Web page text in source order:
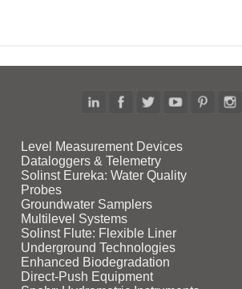
Level Measurement Devices
Dataloggers & Telemetry
Solinst Eureka: Water Quality
Probes
Groundwater Samplers
Multilevel Systems
Solinst Flute: Flexible Liner
Underground Technologies
Enhanced Biodegradation
Direct‑Push Equipment